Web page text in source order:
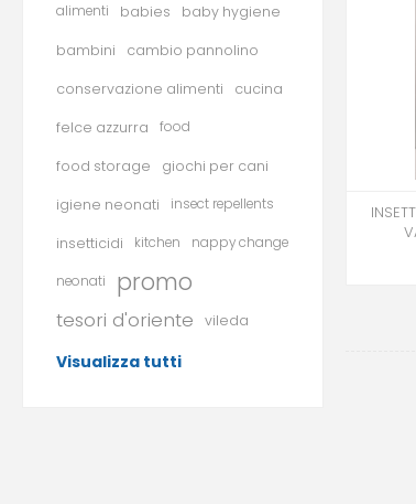
alimenti babies baby hygiene
bambini cambio pannolino
conservazione alimenti cucina
felce azzurra food
food storage giochi per cani
igiene neonati insect repellents
insetticidi kitchen nappy change
neonati promo
tesori d'oriente vileda
Visualizza tutti